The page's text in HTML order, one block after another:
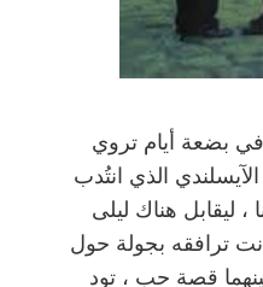
في بضعة أيام تروي
الذي انتُدب
ليقابل هناك ليلى
ترافقه بجولة حول
قصة حب ، تود